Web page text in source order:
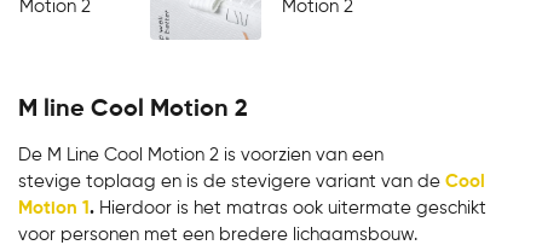
M line Cool Motion 2
De M Line Cool Motion 2 is voorzien van een
stevige toplaag en is de stevigere variant van de Cool
Motion 1 . Hierdoor is het matras ook uitermate geschikt
voor personen met een bredere lichaamsbouw.